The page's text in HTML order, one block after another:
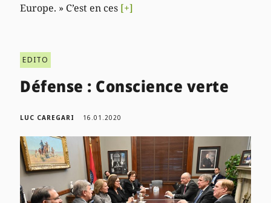
Europe. » C’est en ces [+]
EDITO
Défense : Conscience verte
LUC CAREGARI 16.01.2020